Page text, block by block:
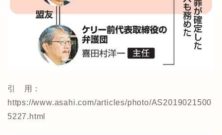
引 用：
https://www.asahi.com/articles/photo/AS2019021500
5227.html